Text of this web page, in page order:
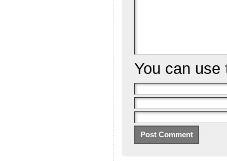
You can use